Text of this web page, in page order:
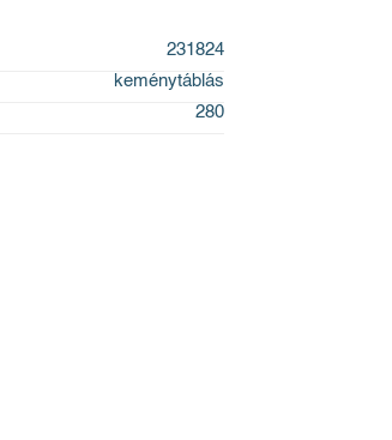
231824
keménytáblás
280